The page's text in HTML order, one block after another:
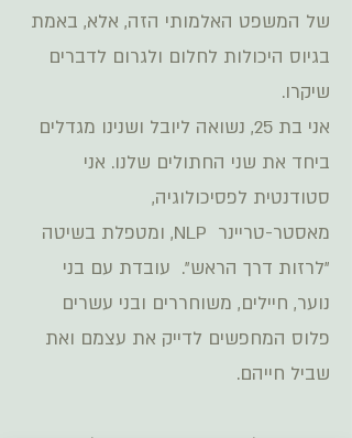
של המשפט האלמותי הזה, אלא, באמת
בגיוס היכולות לחלום ולגרום לדברים
שיקרו.
אני בת 25, נשואה ליובל ושנינו מגדלים
ביחד את שני החתולים שלנו. אני
סטודנטית לפסיכולוגיה,
מאסטר-טריינר ,NLP ומטפלת בשיטה
״לרזות דרך הראש״. עובדת עם בני
נוער, חיילים, משוחררים ובני עשרים
פלוס המחפשים לדייק את עצמם ואת
שביל חייהם.